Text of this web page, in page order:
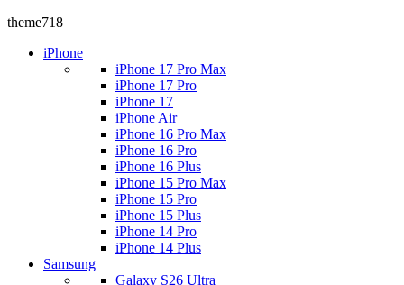
theme718
iPhone
iPhone 17 Pro Max
iPhone 17 Pro
iPhone 17
iPhone Air
iPhone 16 Pro Max
iPhone 16 Pro
iPhone 16 Plus
iPhone 15 Pro Max
iPhone 15 Pro
iPhone 15 Plus
iPhone 14 Pro
iPhone 14 Plus
Samsung
Galaxy S26 Ultra